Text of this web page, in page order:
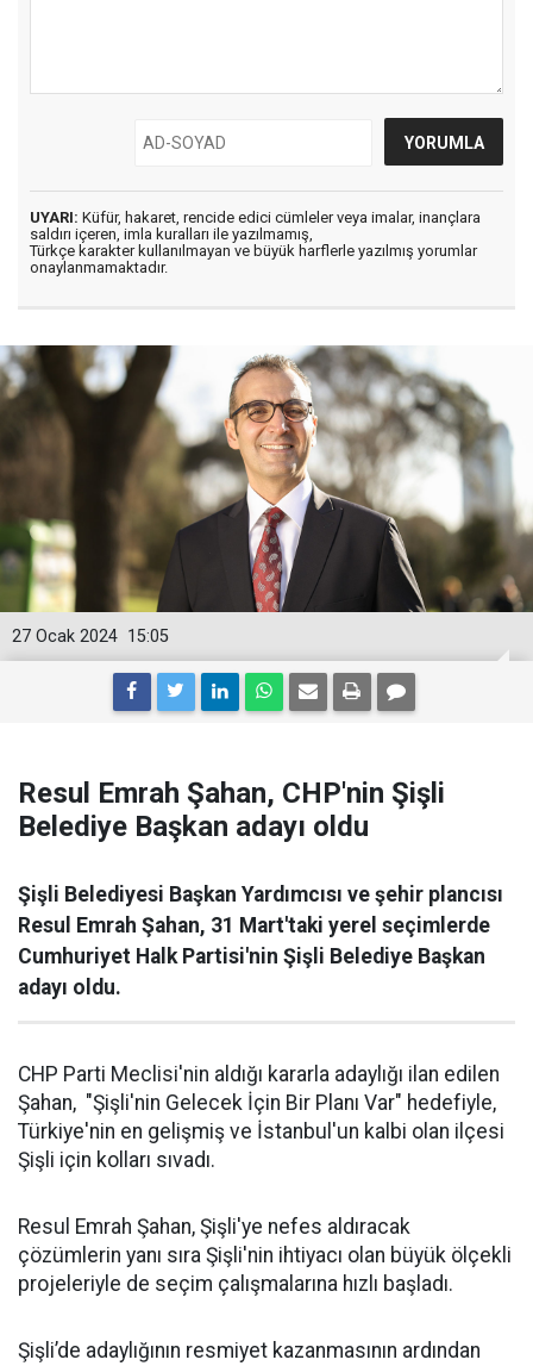
UYARI: Küfür, hakaret, rencide edici cümleler veya imalar, inançlara
saldırı içeren, imla kuralları ile yazılmamış,
Türkçe karakter kullanılmayan ve büyük harflerle yazılmış yorumlar
onaylanmamaktadır.
15:05
27 Ocak 2024
Resul Emrah Şahan, CHP'nin Şişli
Belediye Başkan adayı oldu
Şişli Belediyesi Başkan Yardımcısı ve şehir plancısı
Resul Emrah Şahan, 31 Mart'taki yerel seçimlerde
Cumhuriyet Halk Partisi'nin Şişli Belediye Başkan
adayı oldu.
CHP Parti Meclisi'nin aldığı kararla adaylığı ilan edilen
Şahan, "Şişli'nin Gelecek İçin Bir Planı Var" hedefiyle,
Türkiye'nin en gelişmiş ve İstanbul'un kalbi olan ilçesi
Şişli için kolları sıvadı.
Resul Emrah Şahan, Şişli'ye nefes aldıracak
çözümlerin yanı sıra Şişli'nin ihtiyacı olan büyük ölçekli
projeleriyle de seçim çalışmalarına hızlı başladı.
Şişli’de adaylığının resmiyet kazanmasının ardından